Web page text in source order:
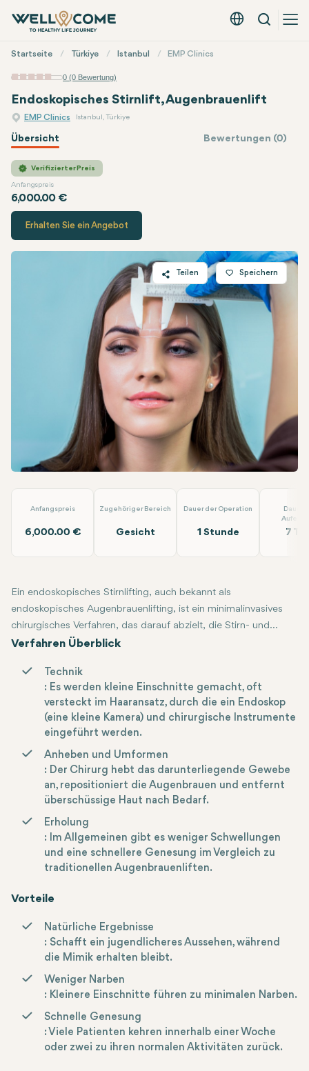
Deutsch - EUR
Suche
Menü
Startseite Türkiye Istanbul EMP Clinics
0 (0 Bewertung)
Endoskopisches Stirnlift, Augenbrauenlift
EMP Clinics Istanbul, Türkiye
Übersicht Bewertungen (0)
Verifizierter Preis
Anfangspreis
6,000.00 €
EMP ClinicsPreis
Erhalten Sie ein Angebot
Teilen
Twitter
Facebook
Linkedin
WhatsApp
Telegram
Speichern
Anfangspreis
6,000.00 €
Zugehöriger Bereich
Gesicht
Dauer der Operation
1 Stunde
Dauer
7
Ein endoskopisches Stirnlifting, auch bekannt als
endoskopisches Augenbrauenlifting, ist ein minimalinvasives
chirurgisches Verfahren, das darauf abzielt, die Stirn- und
Augenbrauenregion anzuheben und Zeichen des Alterns wie
Verfahren Überblick
Technik
: Es werden kleine Einschnitte gemacht, oft
versteckt im Haaransatz, durch die ein Endoskop
(eine kleine Kamera) und chirurgische Instrumente
eingeführt werden.
Anheben und Umformen
: Der Chirurg hebt das darunterliegende Gewebe
an, repositioniert die Augenbrauen und entfernt
überschüssige Haut nach Bedarf.
Erholung
: Im Allgemeinen gibt es weniger Schwellungen
und eine schnellere Genesung im Vergleich zu
traditionellen Augenbrauenliften.
Vorteile
Natürliche Ergebnisse
: Schafft ein jugendlicheres Aussehen, während
die Mimik erhalten bleibt.
Weniger Narben
: Kleinere Einschnitte führen zu minimalen Narben.
Schnelle Genesung
: Viele Patienten kehren innerhalb einer Woche
oder zwei zu ihren normalen Aktivitäten zurück.